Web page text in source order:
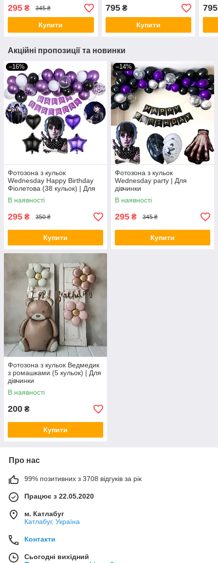
295 ₴ 345 ₴
Купити
795₴
Купити
795
Акційні пропозиції та новинки
–16%
Фотозона з кульок
Wednesday Happy Birthday
Фіолетова (38 кульок) | Для
дівчинки
В наявності
295 ₴ 350 ₴
Купити
–14%
Фотозона з кульок
Wednesday party | Для
дівчинки
В наявності
295 ₴ 345 ₴
Купити
Фотозона з кульок Ведмедик
з ромашками (5 кульок) | Для
дівчинки
В наявності
200 ₴
Купити
Про нас
99% позитивних з 3708 відгуків за рік
Працює з 22.05.2020
м. Катлабуг
Катлабуг, Україна
Контакти
Сьогодні вихідний